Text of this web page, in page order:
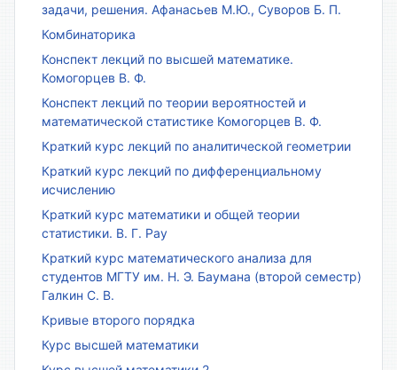
задачи, решения. Афанасьев М.Ю., Суворов Б. П.
Комбинаторика
Конспект лекций по высшей математике.
Комогорцев В. Ф.
Конспект лекций по теории вероятностей и
математической статистике Комогорцев В. Ф.
Краткий курс лекций по аналитической геометрии
Краткий курс лекций по дифференциальному
исчислению
Краткий курс математики и общей теории
статистики. В. Г. Рау
Краткий курс математического анализа для
студентов МГТУ им. Н. Э. Баумана (второй семестр)
Галкин С. В.
Кривые второго порядка
Курс высшей математики